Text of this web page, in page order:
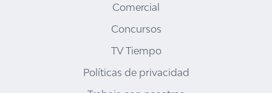
Comercial
Concursos
TV Tiempo
Políticas de privacidad